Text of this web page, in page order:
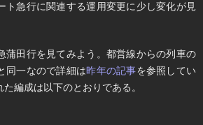
ト急行に関連する運用変更に少し変化が見
蒲田行を見てみよう。都営線からの列車の
同一なので詳細は昨年の記事を参照してい
編成は以下のとおりである。